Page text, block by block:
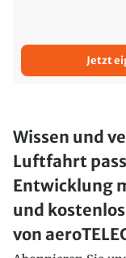
Jetzt
Wissen und
Luftfahrt
Entwicklung
und
von